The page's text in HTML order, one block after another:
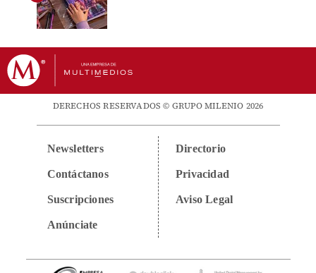
DERECHOS RESERVADOS © GRUPO MILENIO 2026
Newsletters
Contáctanos
Suscripciones
Anúnciate
Directorio
Privacidad
Aviso Legal